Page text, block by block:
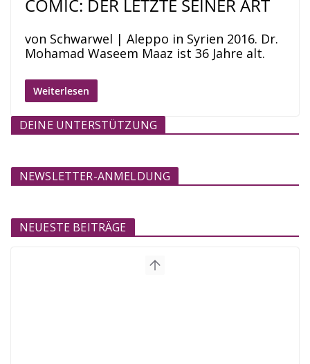
COMIC: DER LETZTE SEINER ART
von Schwarwel | Aleppo in Syrien 2016. Dr.
Mohamad Waseem Maaz ist 36 Jahre alt.
Weiterlesen
DEINE UNTERSTÜTZUNG
NEWSLETTER-ANMELDUNG
NEUESTE BEITRÄGE